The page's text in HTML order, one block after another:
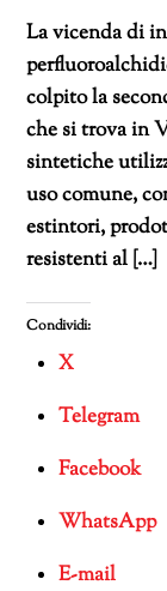
La vicenda di
colpito la
che si trova in
sintetiche
uso comune,
estintori,
resistenti al […]
Condividi:
X
Telegram
Facebook
WhatsApp
E-mail